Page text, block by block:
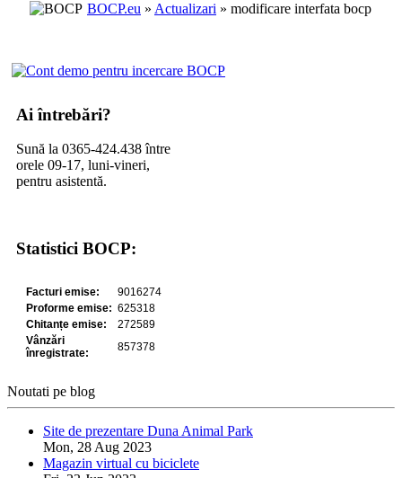
BOCP.eu » Actualizari » modificare interfata bocp
Ai întrebări?
Sună la 0365-424.438 între
orele 09-17, luni-vineri,
pentru asistentă.
Statistici BOCP:
Noutati pe blog
Site de prezentare Duna Animal Park
Mon, 28 Aug 2023
Magazin virtual cu biciclete